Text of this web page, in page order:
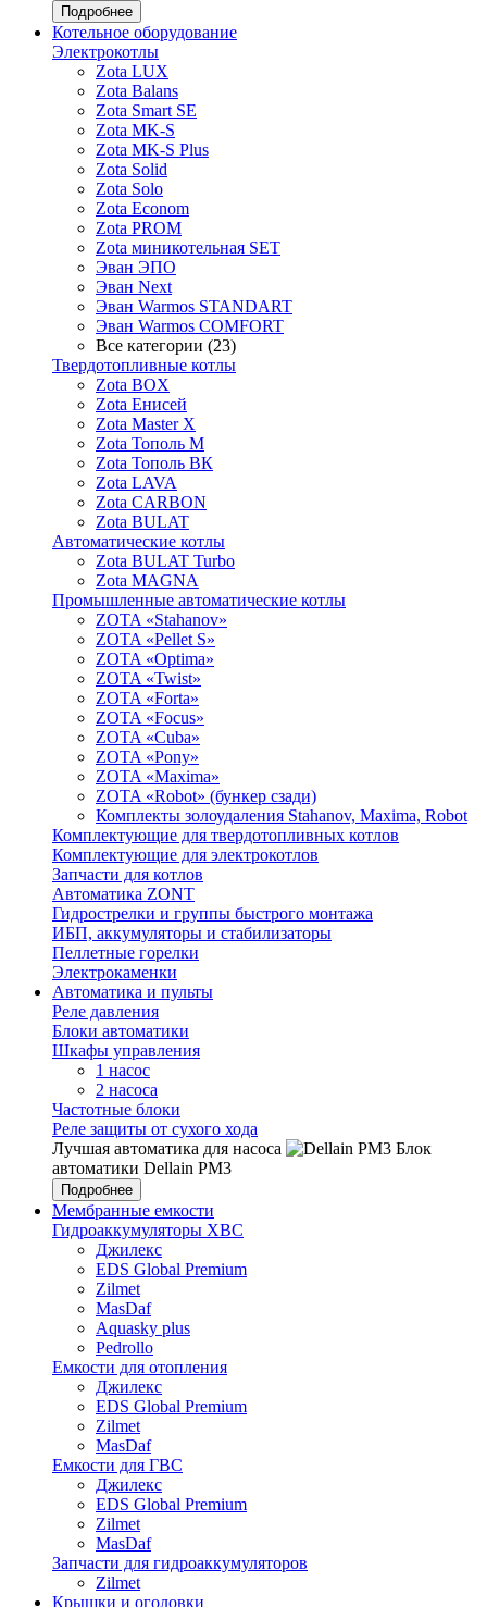
Подробнее
Котельное оборудование
Электрокотлы
Zota LUX
Zota Balans
Zota Smart SE
Zota MK-S
Zota MK-S Plus
Zota Solid
Zota Solo
Zota Econom
Zota PROM
Zota миникотельная SET
Эван ЭПО
Эван Next
Эван Warmos STANDART
Эван Warmos COMFORT
Все категории (23)
Твердотопливные котлы
Zota BOX
Zota Енисей
Zota Master X
Zota Тополь М
Zota Тополь ВК
Zota LAVA
Zota CARBON
Zota BULAT
Автоматические котлы
Zota BULAT Turbo
Zota MAGNA
Промышленные автоматические котлы
ZOTA «Stahanov»
ZOTA «Pellet S»
ZOTA «Optima»
ZOTA «Twist»
ZOTA «Forta»
ZOTA «Focus»
ZOTA «Cuba»
ZOTA «Pony»
ZOTA «Maxima»
ZOTA «Robot» (бункер сзади)
Комплекты золоудаления Stahanov, Maxima, Robot
Комплектующие для твердотопливных котлов
Комплектующие для электрокотлов
Запчасти для котлов
Автоматика ZONT
Гидрострелки и группы быстрого монтажа
ИБП, аккумуляторы и стабилизаторы
Пеллетные горелки
Электрокаменки
Автоматика и пульты
Реле давления
Блоки автоматики
Шкафы управления
1 насос
2 насоса
Частотные блоки
Реле защиты от сухого хода
Лучшая автоматика для насоса
Блок
автоматики Dellain PM3
Подробнее
Мембранные емкости
Гидроаккумуляторы ХВС
Джилекс
EDS Global Premium
Zilmet
MasDaf
Aquasky plus
Pedrollo
Емкости для отопления
Джилекс
EDS Global Premium
Zilmet
MasDaf
Емкости для ГВС
Джилекс
EDS Global Premium
Zilmet
MasDaf
Запчасти для гидроаккумуляторов
Zilmet
Крышки и оголовки